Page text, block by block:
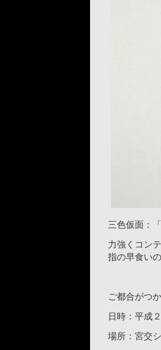
三色仮面：
力強くコン
指の早食い
ご都合がつ
日時：平成
場所：宮交